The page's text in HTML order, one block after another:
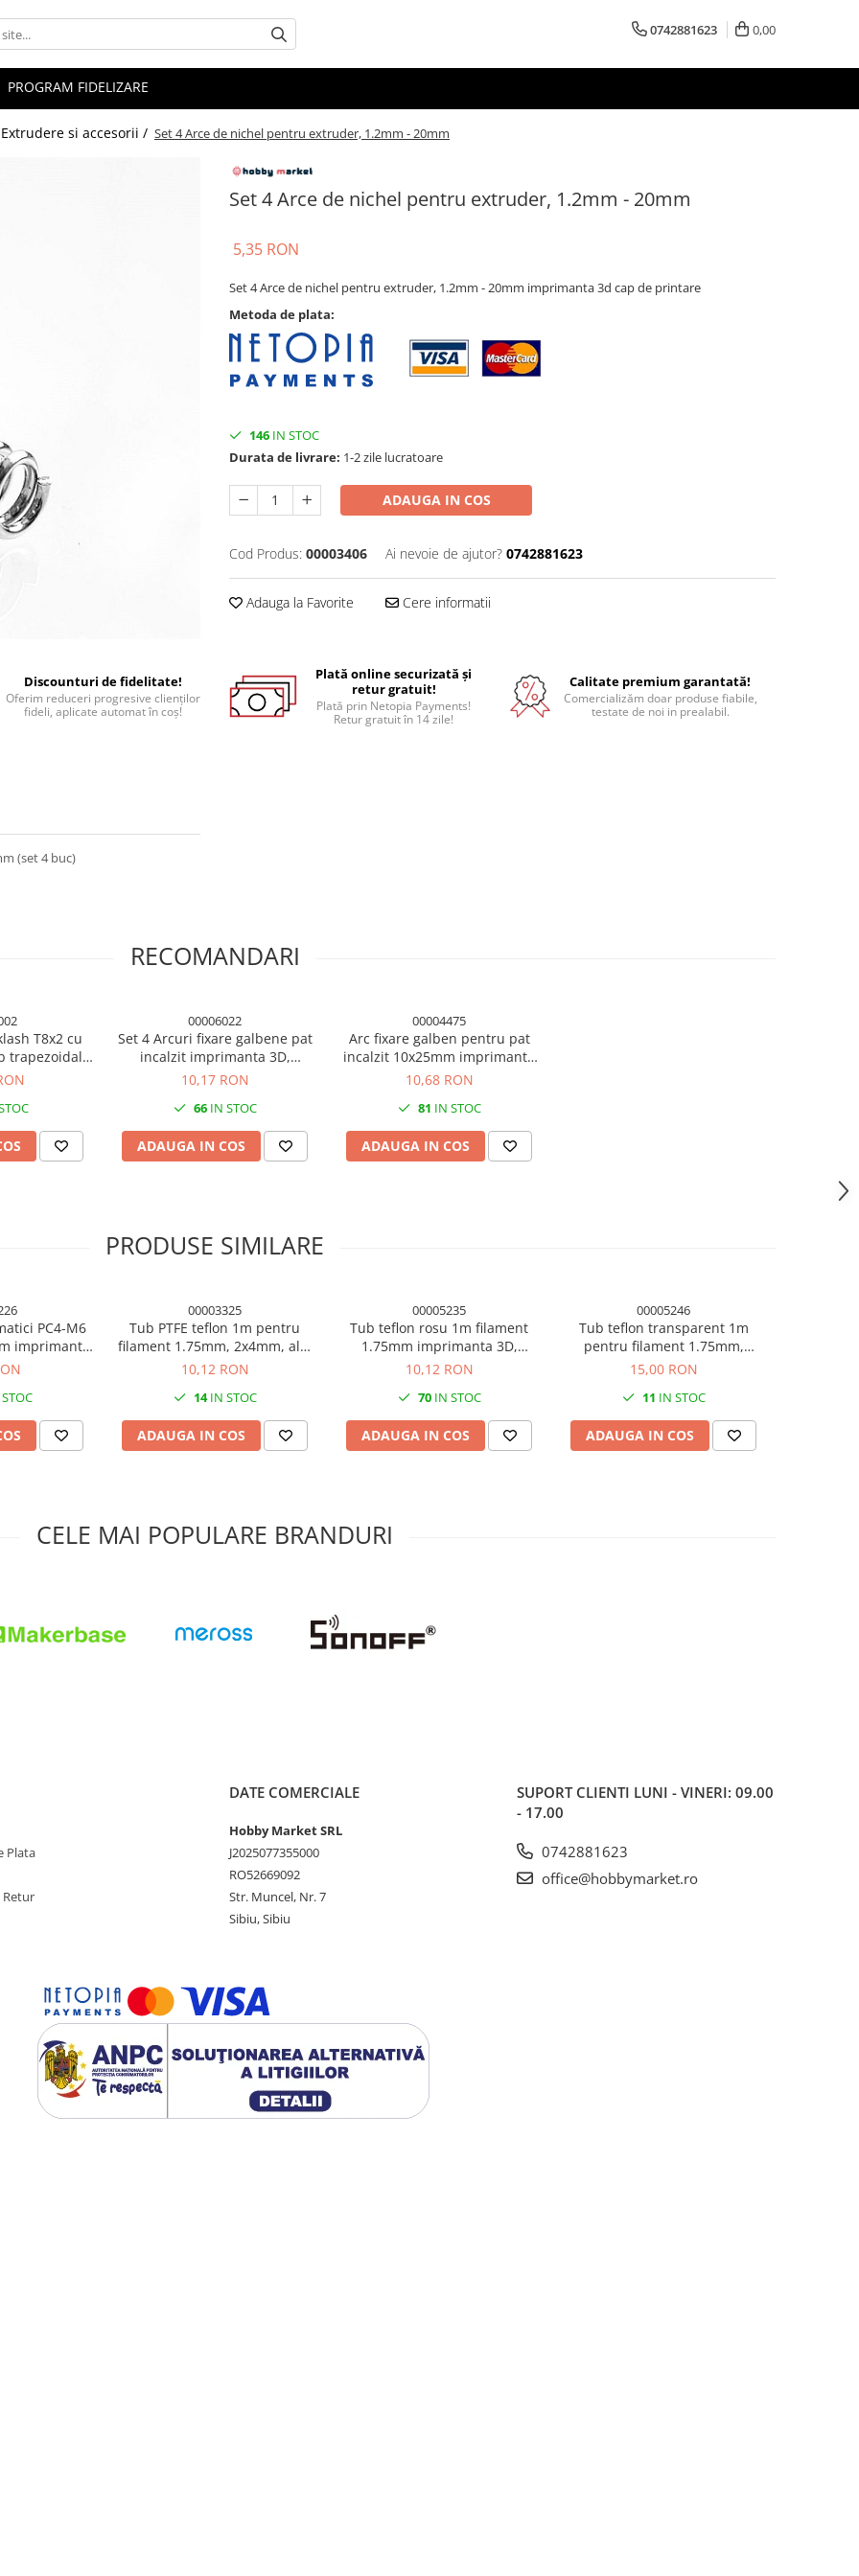
0742881623 0,00
PROGRAM FIDELIZARE
Extrudere si accesorii / Set 4 Arce de nichel pentru extruder, 1.2mm - 20mm
Set 4 Arce de nichel pentru extruder, 1.2mm - 20mm
5,35 RON
Set 4 Arce de nichel pentru extruder, 1.2mm - 20mm imprimanta 3d cap de printare
Metoda de plata:
146 IN STOC
Durata de livrare: 1-2 zile lucratoare
ADAUGA IN COS
Cod Produs: 00003406 Ai nevoie de ajutor? 0742881623
Adauga la Favorite Cere informatii
Discounturi de fidelitate!
Oferim reduceri progresive clienților
fideli, aplicate automat în coș!
Plată online securizată și
retur gratuit!
Plată prin Netopia Payments!
Retur gratuit în 14 zile!
Calitate premium garantată!
Comercializăm doar produse fiabile,
testate de noi in prealabil.
(set 4 buc)
RECOMANDARI
T8x2 cu
trapezoidal,
2mm
00006022
Set 4 Arcuri fixare galbene pat
incalzit imprimanta 3D,
8x25mm
10,17 RON
66IN STOC
ADAUGA IN COS
00004475
Arc fixare galben pentru pat
incalzit 10x25mm imprimanta
3D (set 4 buc)
10,68 RON
81 IN STOC
ADAUGA IN COS
PRODUSE SIMILARE
PC4-M6
imprimanta
00003325
Tub PTFE teflon 1m pentru
filament 1.75mm, 2x4mm, alb,
imprimanta 3D
10,12 RON
14IN STOC
ADAUGA IN COS
00005235
Tub teflon rosu 1m filament
1.75mm imprimanta 3D,
2*4mm (PTFE)
10,12 RON
70IN STOC
ADAUGA IN COS
00005246
Tub teflon transparent 1m
pentru filament 1.75mm,
2*4mm (PTFE) imprimanta 3D
15,00 RON
11 IN STOC
ADAUGA IN COS
CELE MAI POPULARE BRANDURI
Plata
Retur
DATE COMERCIALE
Hobby Market SRL
J2025077355000
RO52669092
Str. Muncel, Nr. 7
Sibiu, Sibiu
SUPORT CLIENTI LUNI - VINERI: 09.00
- 17.00
0742881623
office@hobbymarket.ro